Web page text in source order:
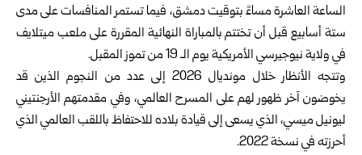
‏الساعة العاشرة مساءً بتوقيت دمشق، فيما تستمر المنافسات على ‏مدى
ستة أسابيع قبل أن تختتم بالمباراة النهائية المقررة على ملعب ‏ميتلايف
في ولاية نيوجيرسي الأمريكية يوم الـ 19 من تموز المقبل‎.‎
وتتجه الأنظار خلال مونديال 2026 إلى عدد من النجوم الذين ‏قد
يخوضون آخر ظهور لهم على المسرح العالمي، وفي مقدمتهم ‏الأرجنتيني
ليونيل ميسي، الذي يسعى إلى قيادة بلاده للاحتفاظ ‏باللقب العالمي الذي
أحرزته في نسخة 2022‎.